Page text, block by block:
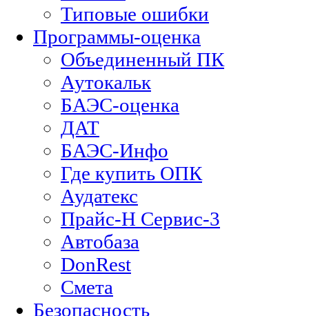
Типовые ошибки
Программы-оценка
Объединенный ПК
Аутокальк
БАЭС-оценка
ДАТ
БАЭС-Инфо
Где купить ОПК
Аудатекс
Прайс-Н Сервис-3
Автобаза
DonRest
Смета
Безопасность